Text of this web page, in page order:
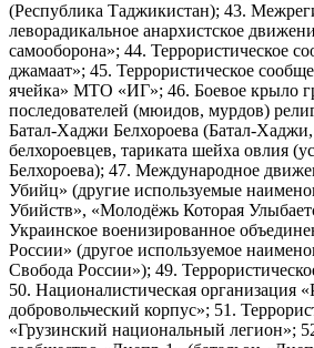
(Республика Таджикистан); 43.
леворадикальное анархистское
самооборона»; 44. Террористическое
джамаат»; 45. Террористическое
ячейка» МТО «ИГ»; 46. Боевое крыло
последователей (мюидов, мурдов)
Батал-Хаджи Белхороева (Батал-
белхороевцев, тариката шейха овлия
Белхороева); 47. Международное
Убийц» (другие используемые
Убийств», «Молодёжь Которая
Украинское военизированное
России» (другое используемое
Свобода России»); 49.
50. Националистическая организация
добровольческий корпус»; 51.
«Грузинский национальный легион»;